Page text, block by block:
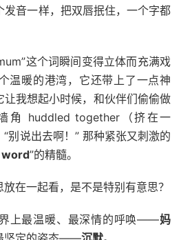
发音一样，把双唇抿住，一个字都
这个词瞬间变得立体而充满戏
温暖的港湾，它还带上了一点神
我想起小时候，和伙伴们偷偷做
角 huddled together（挤在一
别说出去啊！” 那种紧张又刺激的
word”的精髓。
在一起看，是不是特别有意思？
上最温暖、最深情的呼唤——妈